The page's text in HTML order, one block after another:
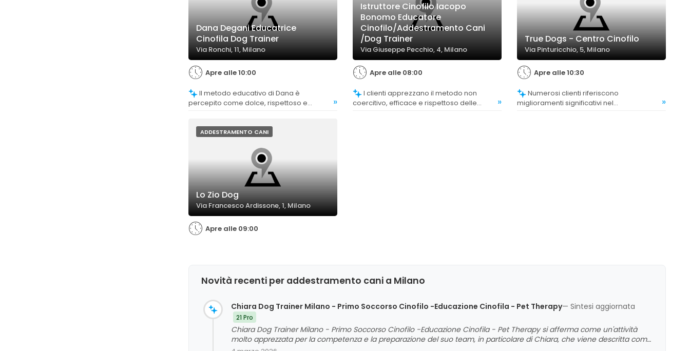
Dana Degani Educatrice
Cinofila Dog Trainer
Via Ronchi, 11, Milano
Apre alle 10:00
percepito come dolce, rispettoso e
sereno tra proprietari e cani.
»
Istruttore Cinofilo Iacopo
Bonomo Educatore
Cinofilo/Addestramento Cani
/Dog Trainer
Via Giuseppe Pecchio, 4, Milano
Apre alle 08:00
I clienti apprezzano il metodo non
coercitivo, efficace e rispettoso delle
»
True Dogs - Centro Cinofilo
Via Pinturicchio, 5, Milano
Apre alle 10:30
Numerosi clienti riferiscono
miglioramenti significativi nel
»
ADDESTRAMENTO CANI
Lo Zio Dog
Via Francesco Ardissone, 1, Milano
Apre alle 09:00
Novità recenti per addestramento cani a Milano
Chiara Dog Trainer Milano - Primo Soccorso Cinofilo -Educazione Cinofila - Pet Therapy— Sintesi aggiornata
21 Pro
Chiara Dog Trainer Milano - Primo Soccorso Cinofilo -Educazione Cinofila - Pet Therapy si afferma come un'attività
molto apprezzata per la competenza e la preparazione del suo team, in particolare di Chiara, che viene descritta come
professionale, simpatica e disponibile. I clienti evidenziano un approccio pratico e chiaro durante i corsi, che risultano